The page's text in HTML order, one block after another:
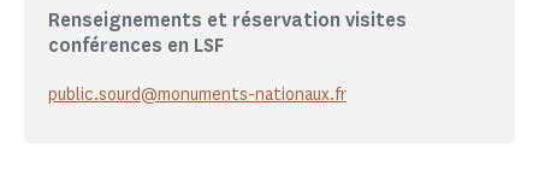
Renseignements et réservation visites
conférences en LSF
public.sourd@monuments-nationaux.fr